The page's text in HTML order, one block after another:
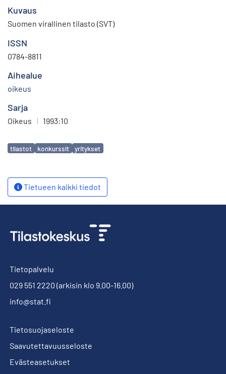
Kuvaus
Suomen virallinen tilasto (SVT)
ISSN
0784-8811
Aihealue
oikeus
Sarja
Oikeus | 1993:10
Avainsanat
tilastot konkurssit yritykset
Tietueen kaikki tiedot
Tietopalvelu
029 551 2220 (arkisin klo 9.00-16.00)
info@stat.fi
Tietosuojaseloste
Saavutettavuusseloste
Evästeasetukset